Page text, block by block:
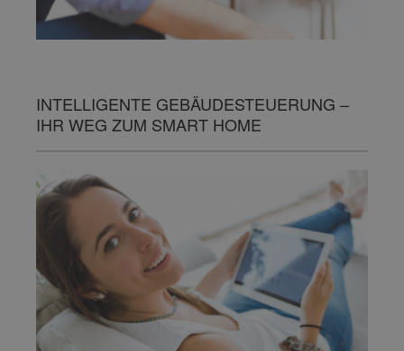
INTELLIGENTE GEBÄUDESTEUERUNG –
IHR WEG ZUM SMART HOME